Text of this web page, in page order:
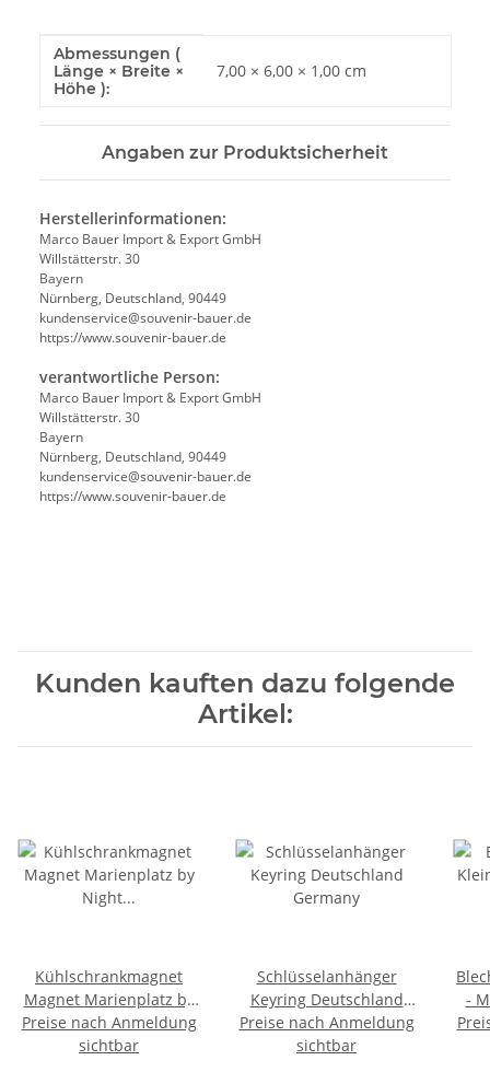
Produkteigenschaft
Wert
Abmessungen (
Länge × Breite ×
Höhe ):
7,00 × 6,00 × 1,00 cm
Angaben zur Produktsicherheit
Herstellerinformationen:
Marco Bauer Import & Export GmbH
Willstätterstr. 30
Bayern
Nürnberg, Deutschland, 90449
kundenservice@souvenir-bauer.de
https://www.souvenir-bauer.de
verantwortliche Person:
Marco Bauer Import & Export GmbH
Willstätterstr. 30
Bayern
Nürnberg, Deutschland, 90449
kundenservice@souvenir-bauer.de
https://www.souvenir-bauer.de
Kunden kauften dazu folgende
Artikel:
Kühlschrankmagnet
Magnet Marienplatz by
Night Briefmarken Optik
München
Preise nach Anmeldung
sichtbar
Schlüsselanhänger
Keyring Deutschland
Germany
Preise nach Anmeldung
sichtbar
-